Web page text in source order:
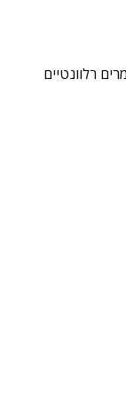
רלוונטיים